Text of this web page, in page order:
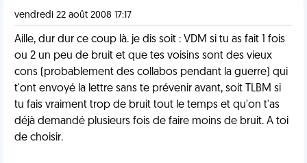
vendredi 22 août 2008 17:17
Aille, dur dur ce coup là. je dis soit : VDM si tu as fait 1 fois
ou 2 un peu de bruit et que tes voisins sont des vieux
cons (probablement des collabos pendant la guerre) qui
t'ont envoyé la lettre sans te prévenir avant, soit TLBM si
tu fais vraiment trop de bruit tout le temps et qu'on t'as
déjà demandé plusieurs fois de faire moins de bruit. A toi
de choisir.